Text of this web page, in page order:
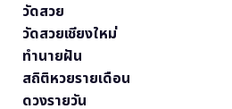
วัดสวย
วัดสวยเชียงใหม่
ทำนายฝัน
สถิติหวยรายเดือน
ดวงรายวัน